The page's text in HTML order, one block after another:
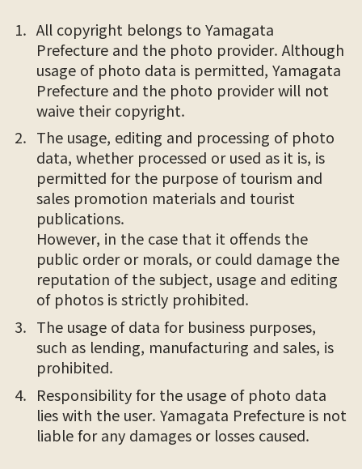
All copyright belongs to Yamagata
Prefecture and the photo provider. Although
usage of photo data is permitted, Yamagata
Prefecture and the photo provider will not
waive their copyright.
The usage, editing and processing of photo
data, whether processed or used as it is, is
permitted for the purpose of tourism and
sales promotion materials and tourist
publications.
However, in the case that it offends the
public order or morals, or could damage the
reputation of the subject, usage and editing
of photos is strictly prohibited.
The usage of data for business purposes,
such as lending, manufacturing and sales, is
prohibited.
Responsibility for the usage of photo data
lies with the user. Yamagata Prefecture is not
liable for any damages or losses caused.